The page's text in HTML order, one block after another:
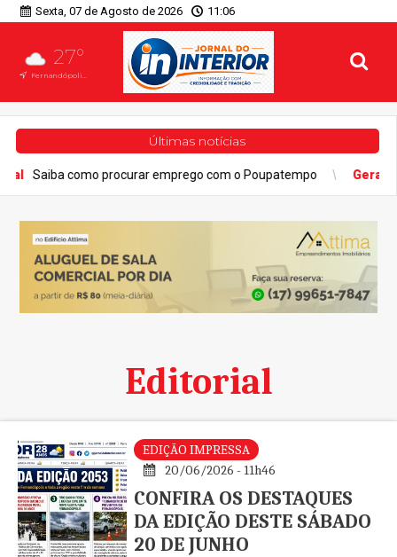
Sexta, 07 de Agosto de 2026 11:06
27°
Fernandópolis, SP
Últimas notícias
como procurar emprego com o Poupatempo Geral Defesa
Editorial
EDIÇÃO IMPRESSA
20/06/2026 - 11h46
CONFIRA OS DESTAQUES
DA EDIÇÃO DESTE SÁBADO
20 DE JUNHO